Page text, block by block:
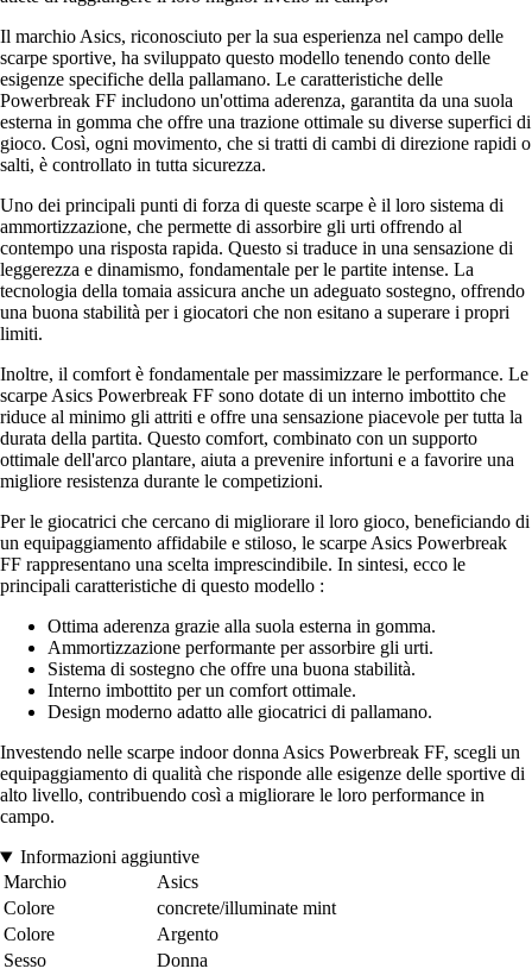
Il marchio Asics, riconosciuto per la sua esperienza nel campo delle
scarpe sportive, ha sviluppato questo modello tenendo conto delle
esigenze specifiche della pallamano. Le caratteristiche delle
Powerbreak FF includono un'ottima aderenza, garantita da una suola
esterna in gomma che offre una trazione ottimale su diverse superfici di
gioco. Così, ogni movimento, che si tratti di cambi di direzione rapidi o
salti, è controllato in tutta sicurezza.
Uno dei principali punti di forza di queste scarpe è il loro sistema di
ammortizzazione, che permette di assorbire gli urti offrendo al
contempo una risposta rapida. Questo si traduce in una sensazione di
leggerezza e dinamismo, fondamentale per le partite intense. La
tecnologia della tomaia assicura anche un adeguato sostegno, offrendo
una buona stabilità per i giocatori che non esitano a superare i propri
limiti.
Inoltre, il comfort è fondamentale per massimizzare le performance. Le
scarpe Asics Powerbreak FF sono dotate di un interno imbottito che
riduce al minimo gli attriti e offre una sensazione piacevole per tutta la
durata della partita. Questo comfort, combinato con un supporto
ottimale dell'arco plantare, aiuta a prevenire infortuni e a favorire una
migliore resistenza durante le competizioni.
Per le giocatrici che cercano di migliorare il loro gioco, beneficiando di
un equipaggiamento affidabile e stiloso, le scarpe Asics Powerbreak
FF rappresentano una scelta imprescindibile. In sintesi, ecco le
principali caratteristiche di questo modello :
Ottima aderenza grazie alla suola esterna in gomma.
Ammortizzazione performante per assorbire gli urti.
Sistema di sostegno che offre una buona stabilità.
Interno imbottito per un comfort ottimale.
Design moderno adatto alle giocatrici di pallamano.
Investendo nelle scarpe indoor donna Asics Powerbreak FF, scegli un
equipaggiamento di qualità che risponde alle esigenze delle sportive di
alto livello, contribuendo così a migliorare le loro performance in
campo.
Informazioni aggiuntive
Marchio
Asics
Colore
concrete/illuminate mint
Colore
Argento
Sesso
Donna